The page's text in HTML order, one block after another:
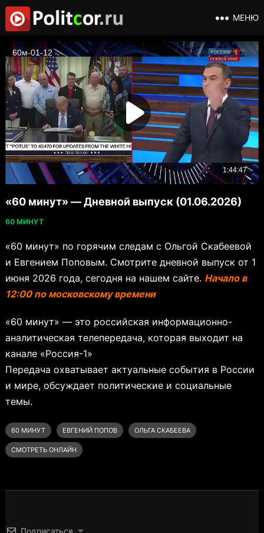
МЕНЮ
«60 минут» — Дневной выпуск (01.06.2026)
60 МИНУТ
«60 минут» по горячим следам с Ольгой Скабеевой
и Евгением Поповым. Смотрите дневной выпуск от 1
июня 2026 года, сегодня на нашем сайте. Начало в
12:00 по московскому времени
«60 минут» — это российская информационно-
аналитическая телепередача, которая выходит на
канале «Россия-1»
Передача охватывает актуальные события в России
и мире, обсуждает политические и социальные
темы.
60 МИНУТ ЕВГЕНИЙ ПОПОВ ОЛЬГА СКАБЕЕВА
СМОТРЕТЬ ОНЛАЙН
Подписаться